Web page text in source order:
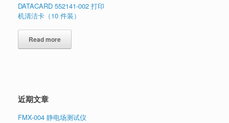
DATACARD 552141-002 打印
机清洁卡（10 件装）
Read more
近期文章
FMX-004 静电场测试仪